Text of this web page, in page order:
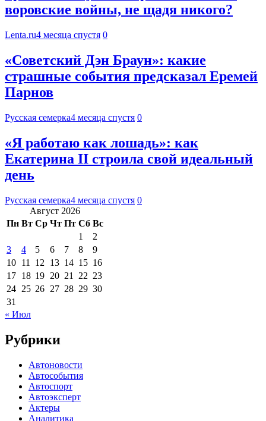
воровские войны, не щадя никого?
Lenta.ru4 месяца спустя 0
«Советский Дэн Браун»: какие
страшные события предсказал Еремей
Парнов
Русская семерка4 месяца спустя 0
«Я работаю как лошадь»: как
Екатерина II строила свой идеальный
день
Русская семерка4 месяца спустя 0
Август 2026
Пн Вт Ср Чт Пт Сб Вс
1
2
3
4 5 6 7 8
9
10 11 12 13 14 15 16
17 18 19 20 21 22 23
24 25 26 27 28 29 30
31
« Июл
Рубрики
Автоновости
Автособытия
Автоспорт
Автоэксперт
Актеры
Аналитика